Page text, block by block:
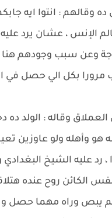
وقالهم : انتوا ايه
الإنس ، عشان يرد
وعن سبب وجودهم هنا
مرورا بكل الي حصل في
العملاق وقاله : الولد ده
وأهله ولو عاوزين
، رد عليه الشيخ
الكائن روح عنده
وراه مهما حصل